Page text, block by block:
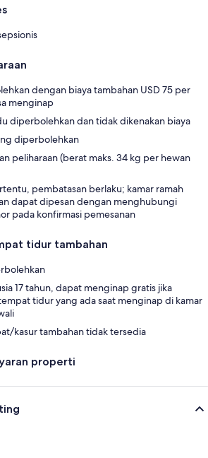
dengan biaya tambahan USD 75 per
menginap
diperbolehkan dan tidak dikenakan biaya
diperbolehkan
peliharaan (berat maks. 34 kg per hewan
pembatasan berlaku; kamar ramah
dapat dipesan dengan menghubungi
pada konfirmasi pemesanan
tidur tambahan
17 tahun, dapat menginap gratis jika
tidur yang ada saat menginap di kamar
kasur tambahan tidak tersedia
properti